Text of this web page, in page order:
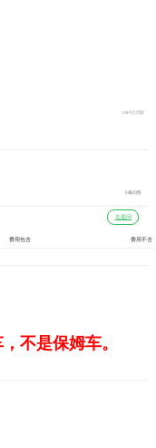
4489人出游
0条问答
去提问
费用包含 费用不含
不是保姆车。